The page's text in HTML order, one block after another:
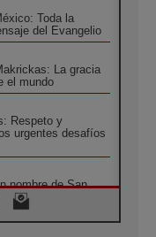
Toda la
del Evangelio
La gracia
el mundo
Respeto y
urgentes desafíos
nombre de San
León